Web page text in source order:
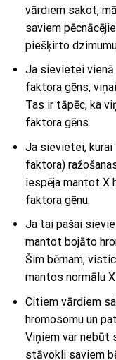
vārdiem sakot,
saviem
piešķirto
Ja sievietei vienā
faktora gēns,
Tas ir tāpēc, ka
faktora gēns.
Ja sievietei, kurai
faktora)
iespēja mantot X
faktora gēnu.
Ja tai pašai
mantot bojāto
Šim bērnam,
mantos normālu
Citiem vārdiem
hromosomu un
Viņiem var nebūt
stāvokli saviem